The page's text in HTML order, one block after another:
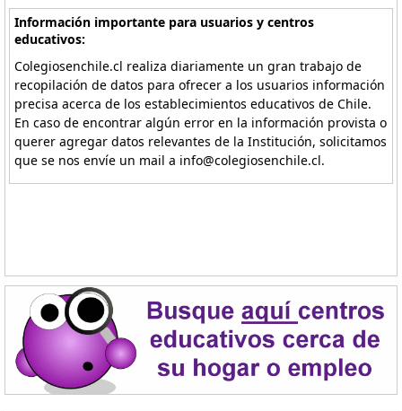
Información importante para usuarios y centros
educativos:
Colegiosenchile.cl realiza diariamente un gran trabajo de
recopilación de datos para ofrecer a los usuarios información
precisa acerca de los establecimientos educativos de Chile.
En caso de encontrar algún error en la información provista o
querer agregar datos relevantes de la Institución, solicitamos
que se nos envíe un mail a info@colegiosenchile.cl.